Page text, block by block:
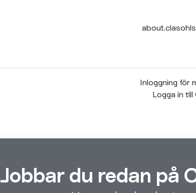
Inloggning för
Logga in
Jobbar du redan på